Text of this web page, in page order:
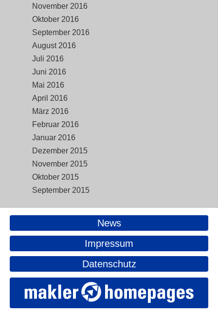
November 2016
Oktober 2016
September 2016
August 2016
Juli 2016
Juni 2016
Mai 2016
April 2016
März 2016
Februar 2016
Januar 2016
Dezember 2015
November 2015
Oktober 2015
September 2015
News
Impressum
Datenschutz